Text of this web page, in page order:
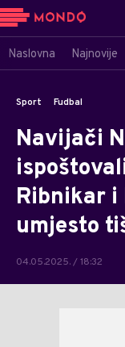
Naslovna Najnovije
Sport Fudbal
Navijači
Ribnikar i
umjesto
04.05.2025. / 18:32